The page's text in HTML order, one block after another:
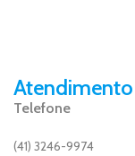
Atendimento
Telefone
(41) 3246-9974